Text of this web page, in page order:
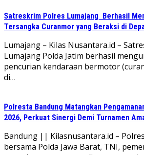
Satreskrim Polres Lumajang Berhasil
Tersangka Curanmor yang Beraksi di
Lumajang – Kilas Nusantara.id –
Lumajang Polda Jatim berhasil
pencurian kendaraan bermotor
di…
Polresta Bandung Matangkan
2026, Perkuat Sinergi Demi Turnamen
Bandung || Kilasnusantara.id –
bersama Polda Jawa Barat, TNI,